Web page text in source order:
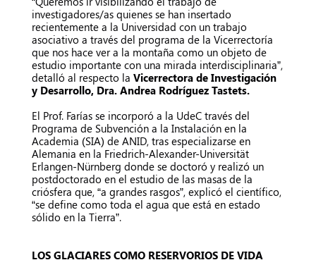
investigadores/as quienes se han insertado
recientemente a la Universidad con un trabajo
asociativo a través del programa de la Vicerrectoría
que nos hace ver a la montaña como un objeto de
estudio importante con una mirada interdisciplinaria”,
detalló al respecto la Vicerrectora de Investigación
y Desarrollo, Dra. Andrea Rodríguez Tastets.
El Prof. Farías se incorporó a la UdeC través del
Programa de Subvención a la Instalación en la
Academia (SIA) de ANID, tras especializarse en
Alemania en la Friedrich-Alexander-Universität
Erlangen-Nürnberg donde se doctoró y realizó un
postdoctorado en el estudio de las masas de la
criósfera que, “a grandes rasgos”, explicó el científico,
“se define como toda el agua que está en estado
sólido en la Tierra”.
LOS GLACIARES COMO RESERVORIOS DE VIDA